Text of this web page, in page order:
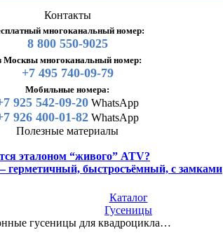
Контакты
многоканальный номер:
8 800 550-9025
Москвы многоканальный номер:
+7 495 740-09-79
Мобильные номера:
925 542-09-20WhatsApp
926 400-01-82WhatsApp
Полезные материалы
эталоном “живого” ATV?
герметичный, быстросъёмный, с замками
Каталог
Гусеницы
гусеницы для квадроцикла…